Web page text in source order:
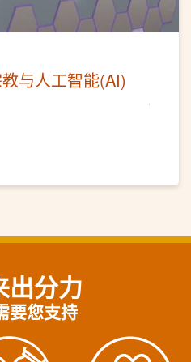
与人工智能(AI)
出分力
要您支持